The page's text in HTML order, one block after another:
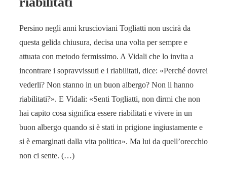
Persino negli anni kruscioviani Togliatti non uscirà da
questa gelida chiusura, decisa una volta per sempre e
attuata con metodo fermissimo. A Vidali che lo invita a
incontrare i sopravvissuti e i riabilitati, dice: «Perché dovrei
vederli? Non stanno in un buon albergo? Non li hanno
riabilitati?». E Vidali: «Senti Togliatti, non dirmi che non
hai capito cosa significa essere riabilitati e vivere in un
buon albergo quando si è stati in prigione ingiustamente e
si è emarginati dalla vita politica». Ma lui da quell’orecchio
non ci sente. (…)